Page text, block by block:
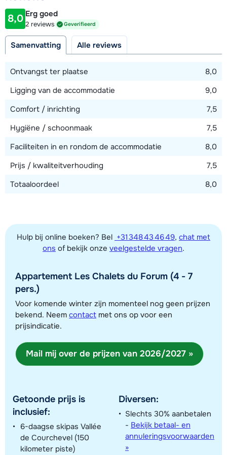
Afstand tot piste
50 meter
Toon alle accommodaties in dit gebied
Deze kaart geeft een indicatie van de ligging van onze accommodaties. De
exacte locatie kan enigszins afwijken.
8,0 Erg goed
2 reviews Geverifieerd
Samenvatting Alle reviews
Ontvangst ter plaatse
8,0
Ligging van de accommodatie
9,0
Comfort / inrichting
7,5
Hygiëne / schoonmaak
7,5
Faciliteiten in en rondom de accommodatie
8,0
Prijs / kwaliteitverhouding
7,5
Totaaloordeel
8,0
Hulp bij online boeken? Bel +31 348 43 46 49, chat met
ons of bekijk onze veelgestelde vragen.
Appartement Les Chalets du Forum (4 - 7
pers.)
Voor komende winter zijn momenteel nog geen prijzen
bekend. Neem contact met ons op voor een
prijsindicatie.
Mail mij over de prijzen van 2026/2027 »
Getoonde prijs is
inclusief:
6-daagse skipas Vallée
de Courchevel (150
kilometer piste)
Diversen:
Slechts 30% aanbetalen
- Bekijk betaal- en
annuleringsvoorwaarden
»